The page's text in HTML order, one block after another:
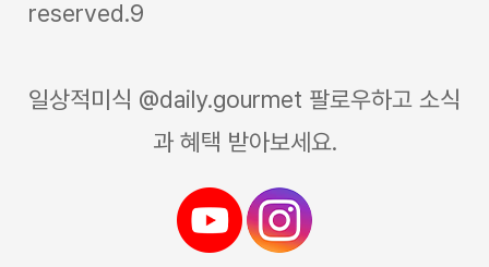
reserved.9
일상적미식 @daily.gourmet 팔로우하고 소식
과 혜택 받아보세요.